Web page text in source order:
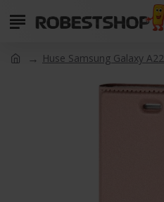
Huse Samsung Galaxy A22